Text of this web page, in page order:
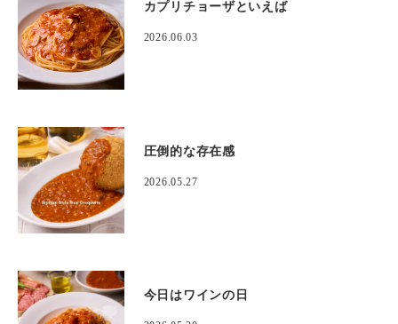
カプリチョーザといえば
2026.06.03
圧倒的な存在感
2026.05.27
今日はワインの日